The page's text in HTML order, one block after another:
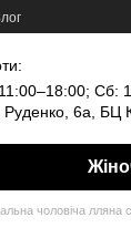
Сб:
Руденко, 6а,
чоловіча